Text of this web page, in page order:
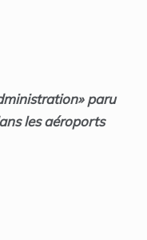
paru
les aéroports